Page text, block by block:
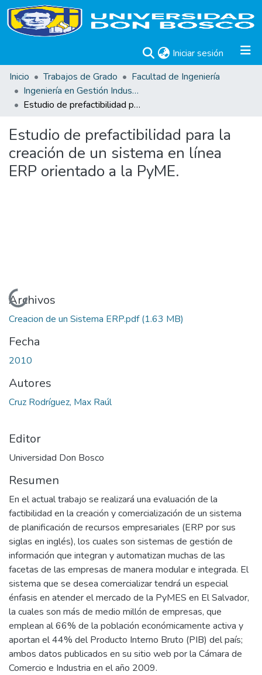
Iniciar sesión (current)
Inicio
Trabajos de Grado
Facultad de Ingeniería
Ingeniería en Gestión Industrial
Estudio de prefactibilidad para la creación de un sistema en línea ERP orientado a la PyME.
Estudio de prefactibilidad para la
creación de un sistema en línea
ERP orientado a la PyME.
Cargando...
Archivos
Creacion de un Sistema ERP.pdf(1.63 MB)
Fecha
2010
Autores
Cruz Rodríguez, Max Raúl
Editor
Universidad Don Bosco
Resumen
En el actual trabajo se realizará una evaluación de la
factibilidad en la creación y comercialización de un sistema
de planificación de recursos empresariales (ERP por sus
siglas en inglés), los cuales son sistemas de gestión de
información que integran y automatizan muchas de las
facetas de las empresas de manera modular e integrada. El
sistema que se desea comercializar tendrá un especial
énfasis en atender el mercado de la PyMES en El Salvador,
la cuales son más de medio millón de empresas, que
emplean al 66% de la población económicamente activa y
aportan el 44% del Producto Interno Bruto (PIB) del país;
ambos datos publicados en su sitio web por la Cámara de
Comercio e Industria en el año 2009.